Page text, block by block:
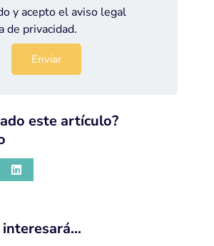
y acepto el aviso legal
de privacidad.
este artículo?
interesará…